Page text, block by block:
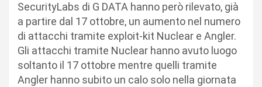
SecurityLabs di G DATA hanno però rilevato, già
a partire dal 17 ottobre, un aumento nel numero
di attacchi tramite exploit-kit Nuclear e Angler.
Gli attacchi tramite Nuclear hanno avuto luogo
soltanto il 17 ottobre mentre quelli tramite
Angler hanno subito un calo solo nella giornata